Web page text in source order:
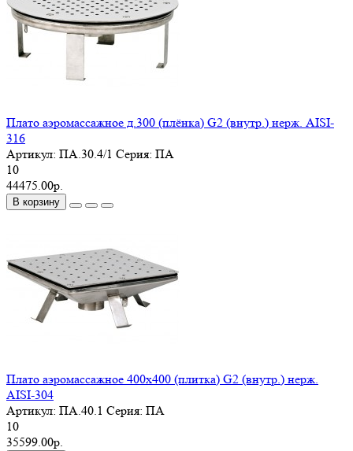
Плато аэромассажное д.300 (плёнка) G2 (внутр.) нерж. AISI-
316
Артикул: ПА.30.4/1 Серия: ПА
10
44475.00р.
В корзину
Плато аэромассажное 400х400 (плитка) G2 (внутр.) нерж.
AISI-304
Артикул: ПА.40.1 Серия: ПА
10
35599.00р.